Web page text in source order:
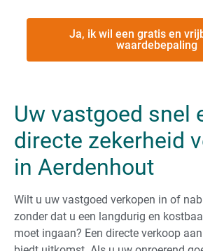
Ja, ik wil een gratis en
waardebepaling
Uw vastgoed snel
directe zekerheid
in Aerdenhout
Wilt u uw vastgoed verkopen in of
zonder dat u een langdurig en
moet ingaan? Een directe verkoop